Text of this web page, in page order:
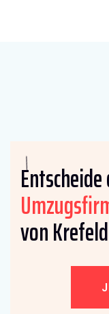
von